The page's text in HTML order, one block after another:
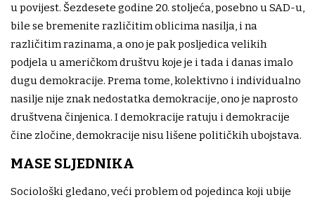
u povijest. Šezdesete godine 20. stoljeća, posebno u SAD-u,
bile se bremenite različitim oblicima nasilja, i na
različitim razinama, a ono je pak posljedica velikih
podjela u američkom društvu koje je i tada i danas imalo
dugu demokracije. Prema tome, kolektivno i individualno
nasilje nije znak nedostatka demokracije, ono je naprosto
društvena činjenica. I demokracije ratuju i demokracije
čine zločine, demokracije nisu lišene političkih ubojstava.
MASE SLJEDNIKA
Sociološki gledano, veći problem od pojedinca koji ubije